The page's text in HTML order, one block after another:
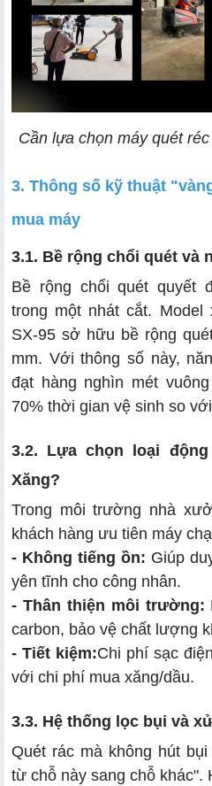
Cần lựa chọn máy quét
3. Thông số kỹ thuật
mua máy
3.1. Bề rộng chổi quét và
Bề rộng chổi quét quyết
trong một nhát cắt.
SX-95 sở hữu bề rộng
mm. Với thông số này,
đạt hàng nghìn mét
70% thời gian vệ sinh so
3.2. Lựa chọn loại
Xăng?
Trong môi trường nhà
khách hàng ưu tiên máy
- Không tiếng ồn: Giúp
yên tĩnh cho công nhân.
- Thân thiện môi trường:
carbon, bảo vệ chất lượng
- Tiết kiệm:Chi phí sạc
với chi phí mua xăng/dầu.
3.3. Hệ thống lọc bụi và
Quét rác mà không hút
từ chỗ này sang chỗ khác".